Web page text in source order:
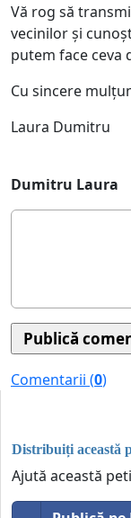
Vă rog să
vecinilor și
putem face ceva
Cu sincere
Laura Dumitru
Dumitru Laura
Comentarii (0)
Distribuiți această
Ajută această